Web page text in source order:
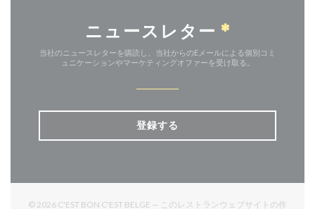
ニュースレター *
当社のニュースレターを購読し、当社からのEメールによる個別コミ
ュニケーションやマーケティングオファーを受け取る。
登録する
© 2026 C'EST BON C'EST BELGE — このレストランウェブサイトの作